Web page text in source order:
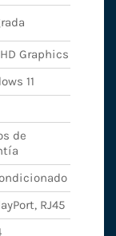
Graphics
11
de
RJ45